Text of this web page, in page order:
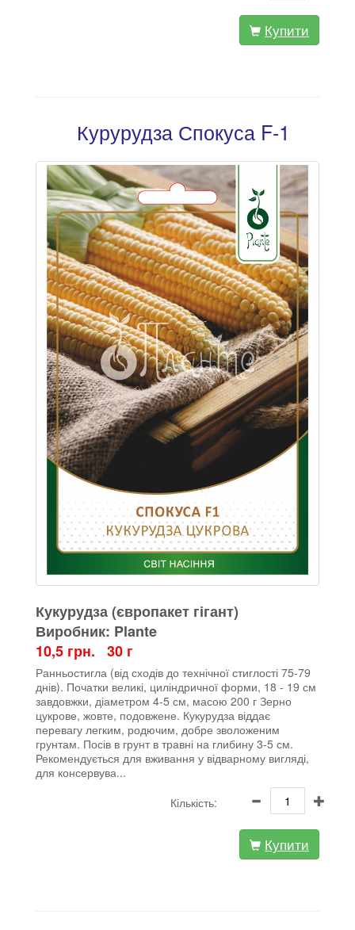
Купити
Курурудза Спокуса F-1
Кукурудза (європакет гігант)
Виробник: Plante
10,5 грн. 30 г
Ранньостигла (від сходів до технічної стиглості 75-79
днів). Початки великі, циліндричної форми, 18 - 19 см
завдовжки, діаметром 4-5 см, масою 200 г Зерно
цукрове, жовте, подовжене. Кукурудза віддає
перевагу легким, родючим, добре зволоженим
грунтам. Посів в грунт в травні на глибину 3-5 см.
Рекомендується для вживання у відварному вигляді,
для консервува...
Кількість:
Купити